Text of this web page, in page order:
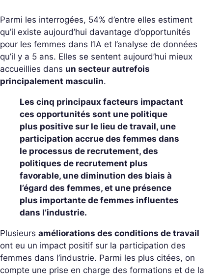
Parmi les interrogées, 54% d’entre elles estiment
qu’il existe aujourd’hui davantage d’opportunités
pour les femmes dans l’IA et l’analyse de données
qu’il y a 5 ans. Elles se sentent aujourd’hui mieux
accueillies dans un secteur autrefois
principalement masculin.
Les cinq principaux facteurs impactant
ces opportunités sont une politique
plus positive sur le lieu de travail, une
participation accrue des femmes dans
le processus de recrutement, des
politiques de recrutement plus
favorable, une diminution des biais à
l’égard des femmes, et une présence
plus importante de femmes influentes
dans l’industrie.
Plusieurs améliorations des conditions de travail
ont eu un impact positif sur la participation des
femmes dans l’industrie. Parmi les plus citées, on
compte une prise en charge des formations et de la